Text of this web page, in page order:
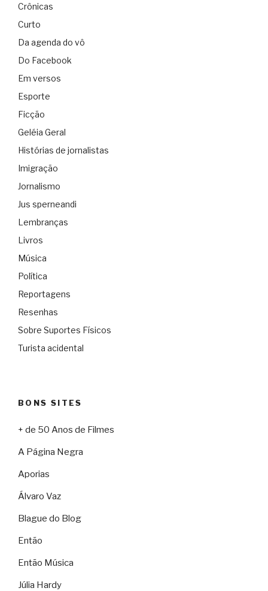
Crônicas
Curto
Da agenda do vô
Do Facebook
Em versos
Esporte
Ficção
Geléia Geral
Histórias de jornalistas
Imigração
Jornalismo
Jus sperneandi
Lembranças
Livros
Música
Política
Reportagens
Resenhas
Sobre Suportes Físicos
Turista acidental
BONS SITES
+ de 50 Anos de Filmes
A Página Negra
Aporias
Álvaro Vaz
Blague do Blog
Então
Então Música
Júlia Hardy